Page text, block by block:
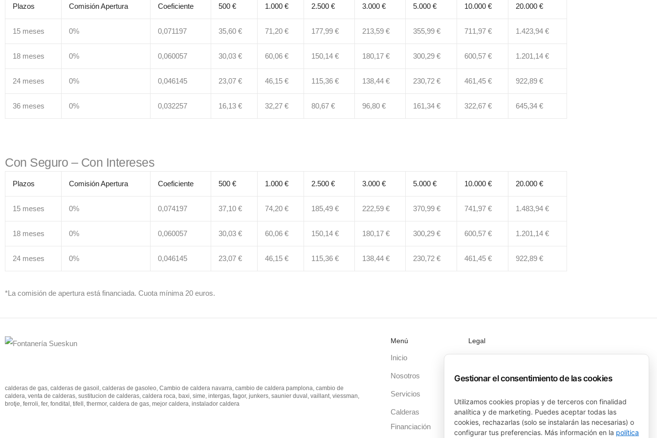
Plazos Comisión Apertura Coeficiente 500 € 1.000 € 2.500 € 3.000 € 5.000 € 10.000 € 20.000 €
15 meses 0% 0,071197 35,60 € 71,20 € 177,99 € 213,59 € 355,99 € 711,97 € 1.423,94 €
18 meses 0% 0,060057 30,03 € 60,06 € 150,14 € 180,17 € 300,29 € 600,57 € 1.201,14 €
24 meses 0% 0,046145 23,07 € 46,15 € 115,36 € 138,44 € 230,72 € 461,45 € 922,89 €
36 meses 0% 0,032257 16,13 € 32,27 € 80,67 € 96,80 € 161,34 € 322,67 € 645,34 €
Con Seguro – Con Intereses
Plazos Comisión Apertura Coeficiente 500 € 1.000 € 2.500 € 3.000 € 5.000 € 10.000 € 20.000 €
15 meses 0% 0,074197 37,10 € 74,20 € 185,49 € 222,59 € 370,99 € 741,97 € 1.483,94 €
18 meses 0% 0,060057 30,03 € 60,06 € 150,14 € 180,17 € 300,29 € 600,57 € 1.201,14 €
24 meses 0% 0,046145 23,07 € 46,15 € 115,36 € 138,44 € 230,72 € 461,45 € 922,89 €
*La comisión de apertura está financiada. Cuota mínima 20 euros.
calderas de gas, calderas de gasoil, calderas de gasoleo, Cambio de caldera navarra, cambio de caldera pamplona, cambio de
caldera, venta de calderas, sustitucion de calderas, caldera roca, baxi, sime, intergas, fagor, junkers, saunier duval, vaillant, viessman,
brotje, ferroli, fer, fondital, tifell, thermor, caldera de gas, mejor caldera, instalador caldera
Menú
Inicio
Nosotros
Servicios
Calderas
Financiación
Legal
Política de cookies
Aviso legal
Accesibilidad
Gestionar el consentimiento de las cookies
Utilizamos cookies propias y de terceros con finalidad
analítica y de marketing. Puedes aceptar todas las
cookies, rechazarlas (solo se instalarán las necesarias) o
configurar tus preferencias. Más información en la política